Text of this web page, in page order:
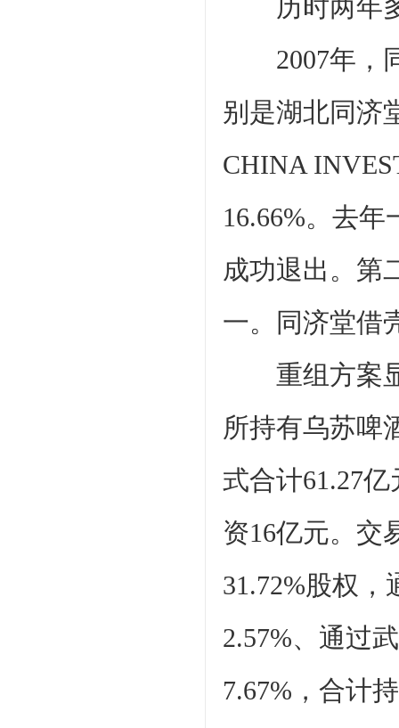
历时两年多
2007年，同
别是湖北同济
CHINA
16.66%。去
成功退出。第
一。同济堂借
重组方案显
所持有乌苏啤
式合计61.27
资16亿元。交
31.72%股权
2.57%、通过
7.67%，合计